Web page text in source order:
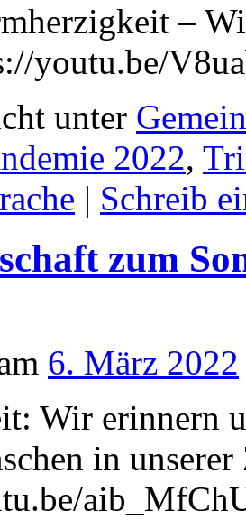
–
youtu.be/
unter
2022,
| Schreib
zum
6. März 2022
Wir erinnern
in